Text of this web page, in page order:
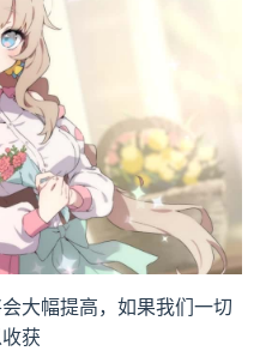
大幅提高，如果我们一切
获